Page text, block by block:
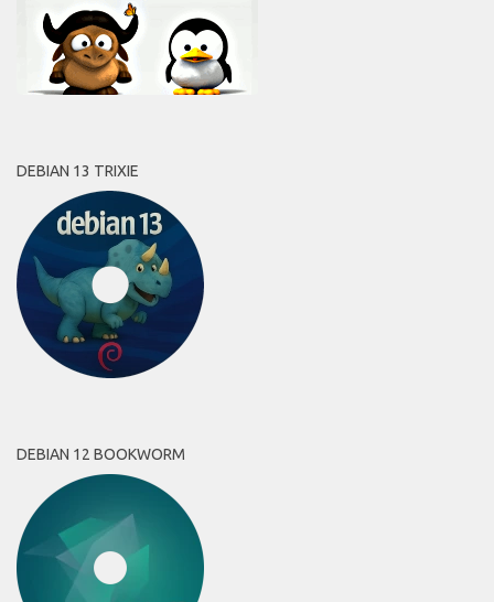
DEBIAN 13 TRIXIE
DEBIAN 12 BOOKWORM